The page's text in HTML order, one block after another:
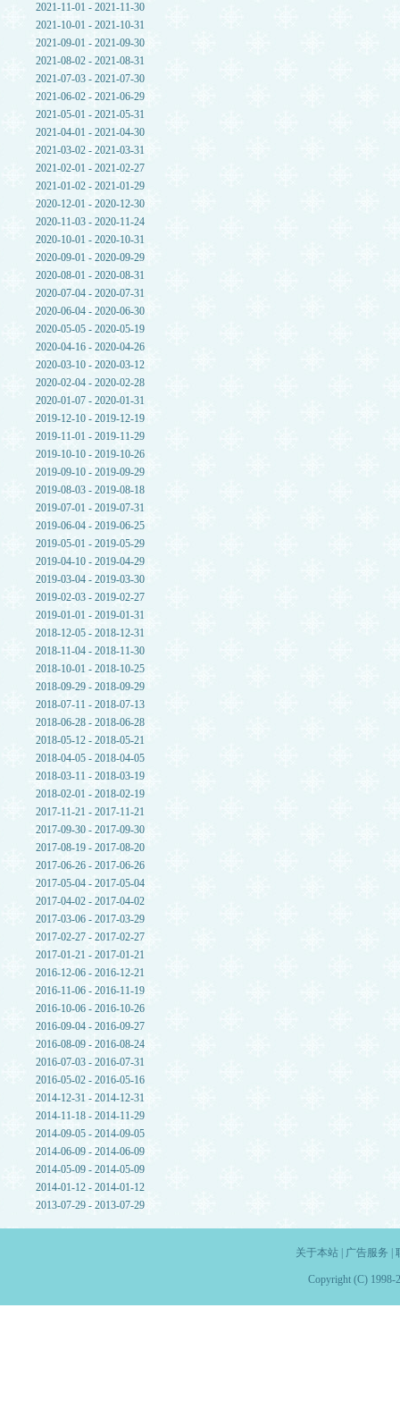
2021-11-01 - 2021-11-30
2021-10-01 - 2021-10-31
2021-09-01 - 2021-09-30
2021-08-02 - 2021-08-31
2021-07-03 - 2021-07-30
2021-06-02 - 2021-06-29
2021-05-01 - 2021-05-31
2021-04-01 - 2021-04-30
2021-03-02 - 2021-03-31
2021-02-01 - 2021-02-27
2021-01-02 - 2021-01-29
2020-12-01 - 2020-12-30
2020-11-03 - 2020-11-24
2020-10-01 - 2020-10-31
2020-09-01 - 2020-09-29
2020-08-01 - 2020-08-31
2020-07-04 - 2020-07-31
2020-06-04 - 2020-06-30
2020-05-05 - 2020-05-19
2020-04-16 - 2020-04-26
2020-03-10 - 2020-03-12
2020-02-04 - 2020-02-28
2020-01-07 - 2020-01-31
2019-12-10 - 2019-12-19
2019-11-01 - 2019-11-29
2019-10-10 - 2019-10-26
2019-09-10 - 2019-09-29
2019-08-03 - 2019-08-18
2019-07-01 - 2019-07-31
2019-06-04 - 2019-06-25
2019-05-01 - 2019-05-29
2019-04-10 - 2019-04-29
2019-03-04 - 2019-03-30
2019-02-03 - 2019-02-27
2019-01-01 - 2019-01-31
2018-12-05 - 2018-12-31
2018-11-04 - 2018-11-30
2018-10-01 - 2018-10-25
2018-09-29 - 2018-09-29
2018-07-11 - 2018-07-13
2018-06-28 - 2018-06-28
2018-05-12 - 2018-05-21
2018-04-05 - 2018-04-05
2018-03-11 - 2018-03-19
2018-02-01 - 2018-02-19
2017-11-21 - 2017-11-21
2017-09-30 - 2017-09-30
2017-08-19 - 2017-08-20
2017-06-26 - 2017-06-26
2017-05-04 - 2017-05-04
2017-04-02 - 2017-04-02
2017-03-06 - 2017-03-29
2017-02-27 - 2017-02-27
2017-01-21 - 2017-01-21
2016-12-06 - 2016-12-21
2016-11-06 - 2016-11-19
2016-10-06 - 2016-10-26
2016-09-04 - 2016-09-27
2016-08-09 - 2016-08-24
2016-07-03 - 2016-07-31
2016-05-02 - 2016-05-16
2014-12-31 - 2014-12-31
2014-11-18 - 2014-11-29
2014-09-05 - 2014-09-05
2014-06-09 - 2014-06-09
2014-05-09 - 2014-05-09
2014-01-12 - 2014-01-12
2013-07-29 - 2013-07-29
关于本站| 广告服务
Copyright (C) 1998-